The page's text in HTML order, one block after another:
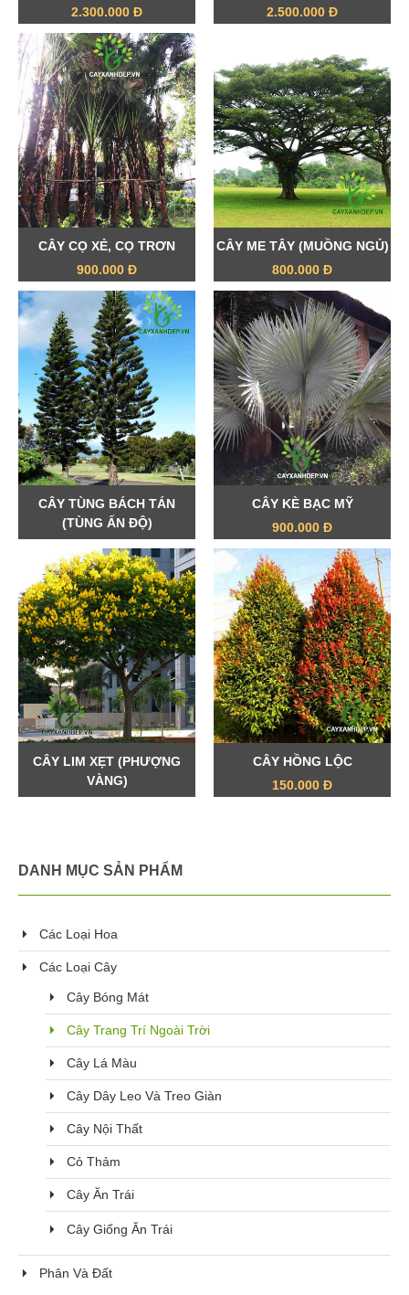
2.300.000 Đ 2.500.000 Đ
CÂY CỌ XẺ, CỌ TRƠN
900.000 Đ
CÂY ME TÂY (MUỒNG NGỦ)
800.000 Đ
CÂY TÙNG BÁCH TÁN
(TÙNG ẤN ĐỘ)
1.700.000 Đ
CÂY KÈ BẠC MỸ
900.000 Đ
CÂY LIM XẸT (PHƯỢNG
VÀNG)
CÂY HỒNG LỘC
150.000 Đ
DANH MỤC SẢN PHẨM
Các Loại Hoa
Các Loại Cây
Cây Bóng Mát
Cây Trang Trí Ngoài Trời
Cây Lá Màu
Cây Dây Leo Và Treo Giàn
Cây Nội Thất
Cỏ Thảm
Cây Ăn Trái
Cây Giống Ăn Trái
Phân Và Đất